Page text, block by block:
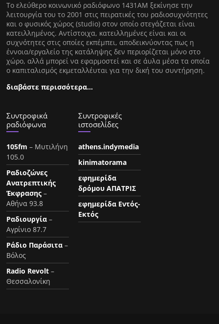
Tο ελεύθερο κοινωνικό ραδιόφωνο 1431AM ξεκίνησε την
λειτουργία του το 2001 στις πειρατικές του ραδιοσυχνότητες
και ο φυσικός χώρος (studio) στον οποίο στεγάζεται είναι
κατειλλημένος. Αντίστοιχα, κατειλλημένες είναι και οι
συχνότητες στις οποίες εκπέμπει, αποδεικνύοντας πως η
έννοια/εργαλείο της κατάληψης δεν περιορίζεται μόνο στο
χώρο, αλλά μπορεί να εφαρμοστεί και σε άυλα μέσα τα οποία
ο καπιταλισμός εκμεταλλέυται για την δική του συντήρηση.
διαβάστε περισσότερα…
Συντροφικά
ραδιόφωνα
105fm – Μυτιλήνη
105.0
Ραδιοζώνες
Ανατρεπτικής
Έκφρασης –
Αθήνα 93.8
Ραδιουργία –
Αγρίνιο 87.7
Ράδιο Παράσιτα –
Βόλος
Radio Revolt –
Θεσσαλονίκη
Συντροφικές
ιστοσελίδες
athens.indymedia
kinimatorama
εφημερίδα
δρόμου ΑΠΑΤΡΙΣ
εφημερίδα Εντός-
Εκτός